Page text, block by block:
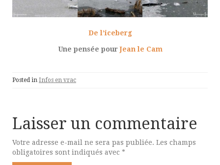
De l’iceberg
Une pensée pourJean le Cam
Posted in Infos en vrac
Laisser un commentaire
Votre adresse e-mail ne sera pas publiée. Les champs
obligatoires sont indiqués avec *